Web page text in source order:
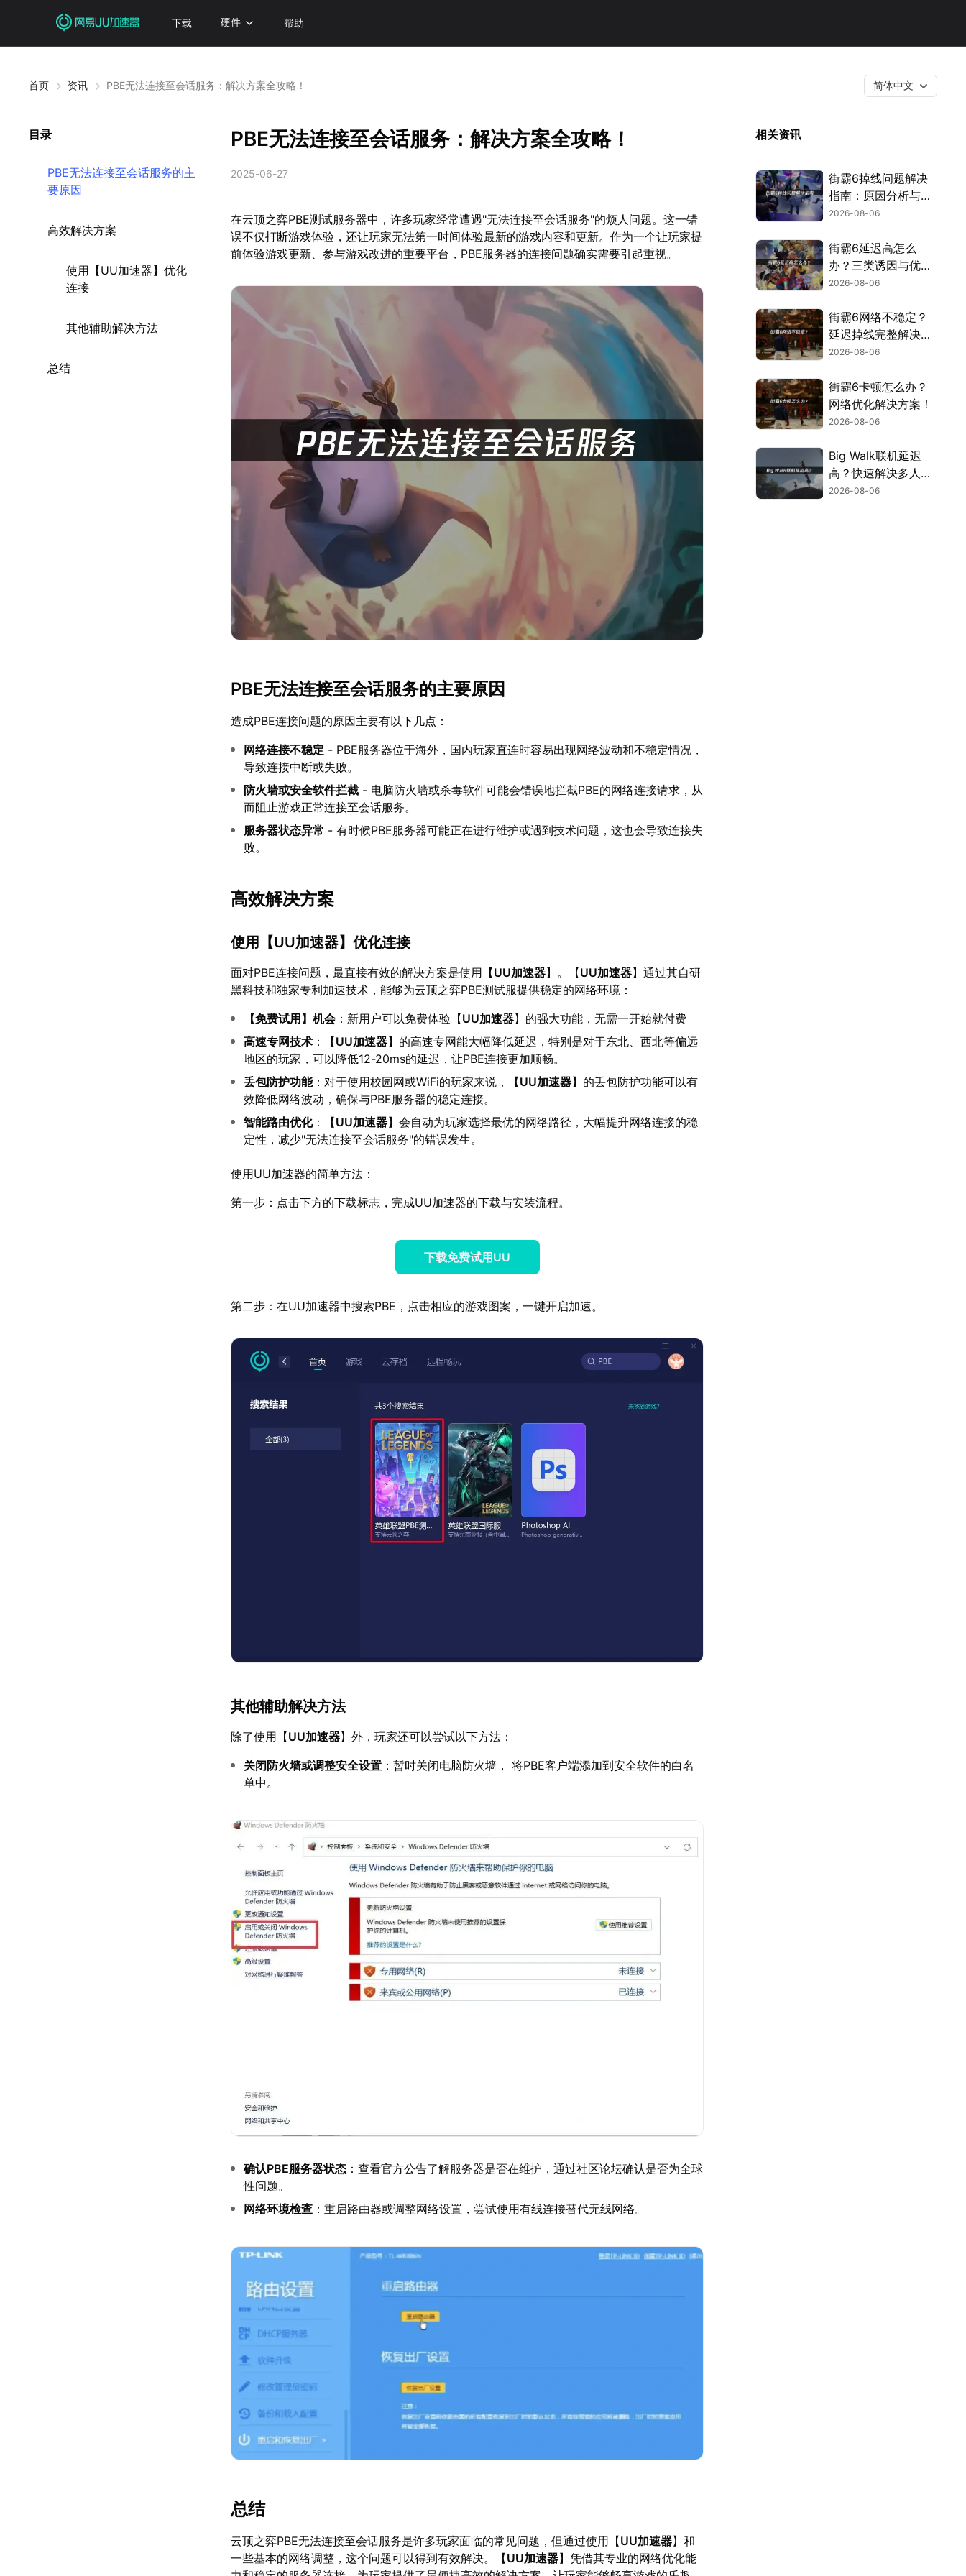
下载 硬件 帮助
首页 资讯 PBE无法连接至会话服务：解决方案全攻略！ 简体中文
目录
PBE无法连接至会话服务的主
要原因
高效解决方案
使用【UU加速器】优化
连接
其他辅助解决方法
总结
PBE无法连接至会话服务：解决方案全攻略！
2025-06-27
在云顶之弈PBE测试服务器中，许多玩家经常遭遇"无法连接至会话服务"的烦人问题。这一错
误不仅打断游戏体验，还让玩家无法第一时间体验最新的游戏内容和更新。作为一个让玩家提
前体验游戏更新、参与游戏改进的重要平台，PBE服务器的连接问题确实需要引起重视。
PBE无法连接至会话服务的主要原因
造成PBE连接问题的原因主要有以下几点：
网络连接不稳定 - PBE服务器位于海外，国内玩家直连时容易出现网络波动和不稳定情况，
导致连接中断或失败。
防火墙或安全软件拦截 - 电脑防火墙或杀毒软件可能会错误地拦截PBE的网络连接请求，从
而阻止游戏正常连接至会话服务。
服务器状态异常 - 有时候PBE服务器可能正在进行维护或遇到技术问题，这也会导致连接失
败。
高效解决方案
使用【UU加速器】优化连接
面对PBE连接问题，最直接有效的解决方案是使用【UU加速器】。【UU加速器】通过其自研
黑科技和独家专利加速技术，能够为云顶之弈PBE测试服提供稳定的网络环境：
【免费试用】机会：新用户可以免费体验【UU加速器】的强大功能，无需一开始就付费
高速专网技术 ：【UU加速器】的高速专网能大幅降低延迟，特别是对于东北、西北等偏远
地区的玩家，可以降低12-20ms的延迟，让PBE连接更加顺畅。
丢包防护功能：对于使用校园网或WiFi的玩家来说，【UU加速器】的丢包防护功能可以有
效降低网络波动，确保与PBE服务器的稳定连接。
智能路由优化：【UU加速器】会自动为玩家选择最优的网络路径，大幅提升网络连接的稳
定性，减少"无法连接至会话服务"的错误发生。
使用UU加速器的简单方法：
第一步：点击下方的下载标志，完成UU加速器的下载与安装流程。
下载免费试用UU
第二步：在UU加速器中搜索PBE，点击相应的游戏图案，一键开启加速。
其他辅助解决方法
除了使用【UU加速器】外，玩家还可以尝试以下方法：
关闭防火墙或调整安全设置 ：暂时关闭电脑防火墙， 将PBE客户端添加到安全软件的白名
单中。
确认PBE服务器状态 ：查看官方公告了解服务器是否在维护，通过社区论坛确认是否为全球
性问题。
网络环境检查 ：重启路由器或调整网络设置，尝试使用有线连接替代无线网络。
总结
云顶之弈PBE无法连接至会话服务是许多玩家面临的常见问题，但通过使用【UU加速器】和
一些基本的网络调整，这个问题可以得到有效解决。【UU加速器】凭借其专业的网络优化能
相关资讯
街霸6掉线问题解决
指南：原因分析与网
络优化技巧！
2026-08-06
街霸6延迟高怎么
办？三类诱因与优化
解决方案！
2026-08-06
街霸6网络不稳定？
延迟掉线完整解决指
南！
2026-08-06
街霸6卡顿怎么办？
网络优化解决方案！
2026-08-06
Big Walk联机延迟
高？快速解决多人联
机卡顿问题！
2026-08-06